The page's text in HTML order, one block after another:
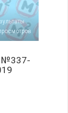
№337-